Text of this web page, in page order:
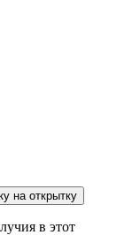
на открытку
в этот